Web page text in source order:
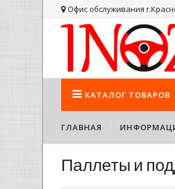
Офис обслуживания
КАТАЛОГ ТОВАРОВ
ГЛАВНАЯ
Паллеты и